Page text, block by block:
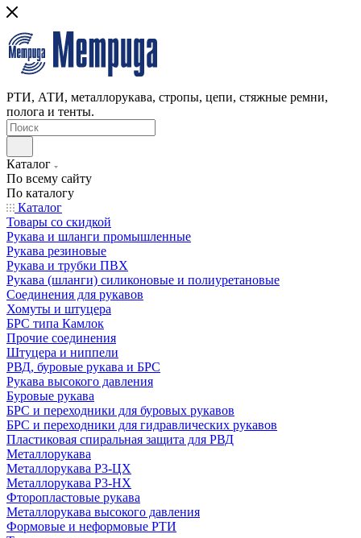
РТИ, АТИ, металлорукава, стропы, цепи, стяжные ремни,
полога и тенты.
Каталог
По всему сайту
По каталогу
Каталог
Товары со скидкой
Рукава и шланги промышленные
Рукава резиновые
Рукава и трубки ПВХ
Рукава (шланги) силиконовые и полиуретановые
Соединения для рукавов
Хомуты и штуцера
БРС типа Камлок
Прочие соединения
Штуцера и ниппели
РВД, буровые рукава и БРС
Рукава высокого давления
Буровые рукава
БРС и переходники для буровых рукавов
БРС и переходники для гидравлических рукавов
Пластиковая спиральная защита для РВД
Металлорукава
Металлорукава Р3-ЦХ
Металлорукава Р3-НХ
Фторопластовые рукава
Металлорукава высокого давления
Формовые и неформовые РТИ